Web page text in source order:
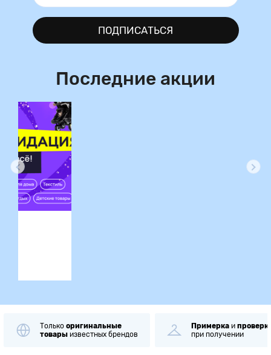
ПОДПИСАТЬСЯ
Последние акции
Только оригинальные
товары известных брендов
Примерка и
при получении